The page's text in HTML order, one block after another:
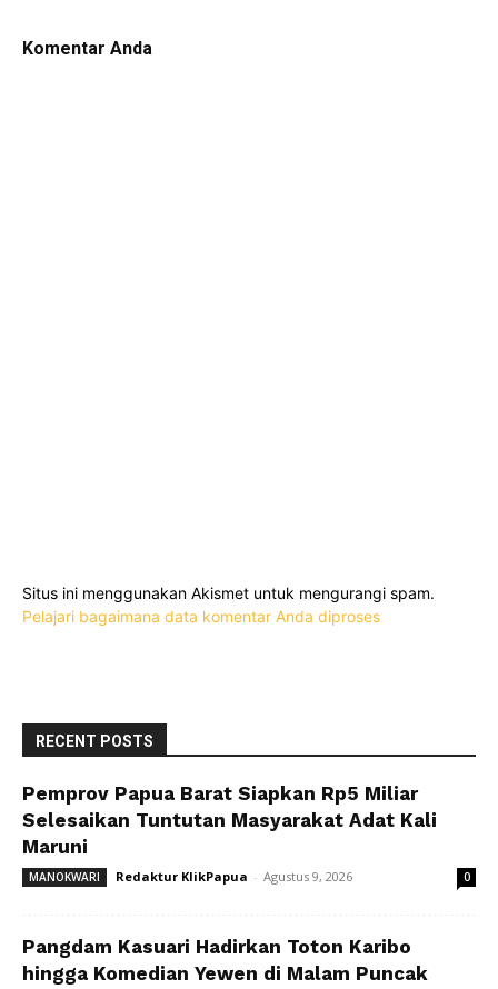
Komentar Anda
Situs ini menggunakan Akismet untuk mengurangi spam.
Pelajari bagaimana data komentar Anda diproses
RECENT POSTS
Pemprov Papua Barat Siapkan Rp5 Miliar
Selesaikan Tuntutan Masyarakat Adat Kali
Maruni
MANOKWARI Redaktur KlikPapua - Agustus 9, 2026 0
Pangdam Kasuari Hadirkan Toton Karibo
hingga Komedian Yewen di Malam Puncak